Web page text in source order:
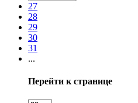
27
28
29
30
31
...
Перейти к странице